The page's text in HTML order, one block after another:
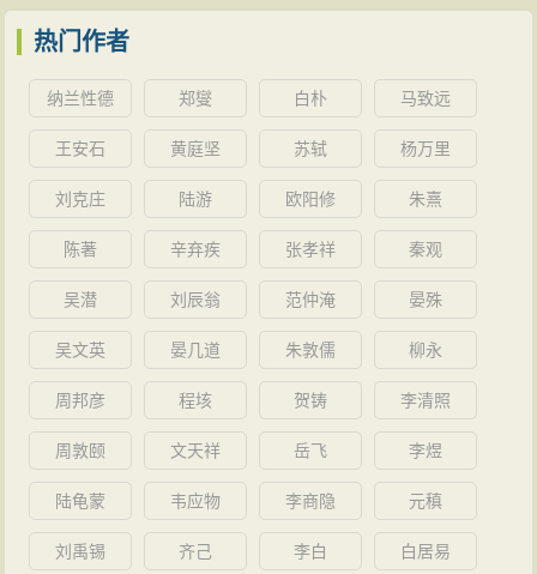
作为“一代词宗”夏承焘先生，他的名字将永远与中国当代
词学联在一起。
发现藏书楼的“宝库”之后，他尽情地在书海中遨游。
功之勤，为常人所不及。在日记中常常有这样的记载：
“兀兀终日，双目为瞀。”“竟日伏案，用心过劳，口舌为
书坐拥，萧然自得。”据尚存的1928年下半年至1929年底
的日记统计，在这一年半的时间里，他阅读、扎录的古
谱辨》以及奠定他词学泰斗地位的重要著作《唐宋词人
年谱》，都是在九中执教的三年时间内写成的。1986年5
1918年毕业于温州师范学校。解放前历任杭州之江
热门作者
纳兰性德 郑燮 白朴 马致远
王安石 黄庭坚 苏轼 杨万里
刘克庄 陆游 欧阳修 朱熹
陈著 辛弃疾 张孝祥 秦观
吴潜 刘辰翁 范仲淹 晏殊
吴文英 晏几道 朱敦儒 柳永
周邦彦 程垓 贺铸 李清照
周敦颐 文天祥 岳飞 李煜
陆龟蒙 韦应物 李商隐 元稹
刘禹锡 齐己 李白 白居易